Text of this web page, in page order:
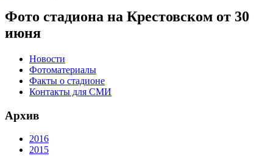
Фото стадиона на Крестовском от 30
июня
Новости
Фотоматериалы
Факты о стадионе
Контакты для СМИ
Архив
2016
2015